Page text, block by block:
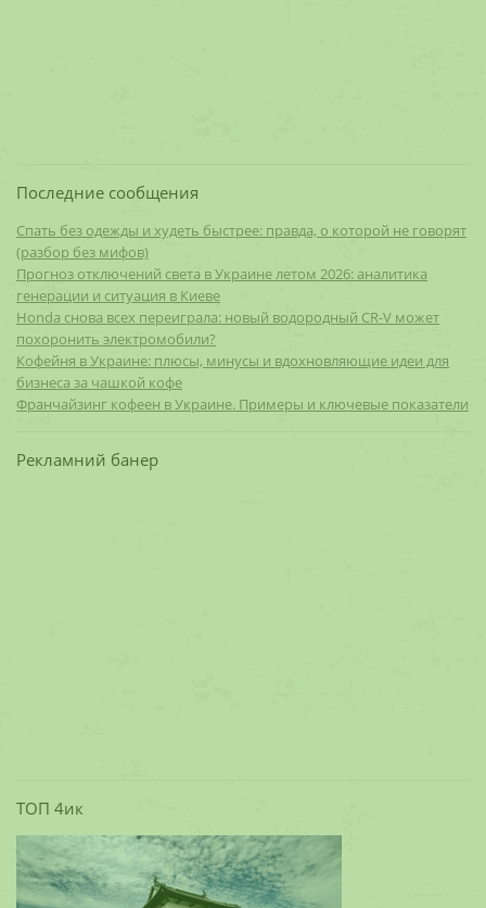
Последние сообщения
Спать без одежды и худеть быстрее: правда, о которой не говорят
(разбор без мифов)
Прогноз отключений света в Украине летом 2026: аналитика
генерации и ситуация в Киеве
Honda снова всех переиграла: новый водородный CR-V может
похоронить электромобили?
Кофейня в Украине: плюсы, минусы и вдохновляющие идеи для
бизнеса за чашкой кофе
Франчайзинг кофеен в Украине. Примеры и ключевые показатели
Рекламний банер
ТОП 4ик